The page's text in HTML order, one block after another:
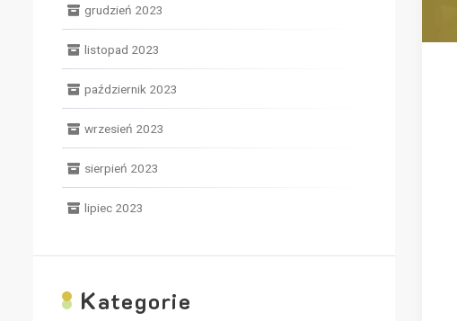
grudzień 2023
listopad 2023
październik 2023
wrzesień 2023
sierpień 2023
lipiec 2023
Kategorie